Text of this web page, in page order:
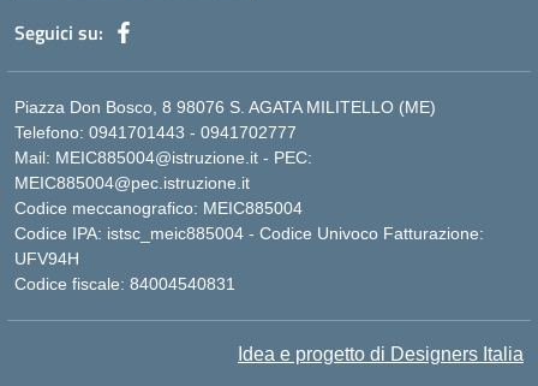
Seguici su:
Piazza Don Bosco, 8 98076 S. AGATA MILITELLO (ME)
Telefono: 0941701443 - 0941702777
Mail: MEIC885004@istruzione.it - PEC:
MEIC885004@pec.istruzione.it
Codice meccanografico: MEIC885004
Codice IPA: istsc_meic885004 - Codice Univoco Fatturazione:
UFV94H
Codice fiscale: 84004540831
Idea e progetto di Designers Italia